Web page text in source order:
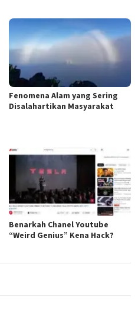
Fenomena Alam yang Sering
Disalahartikan Masyarakat
Benarkah Chanel Youtube
“Weird Genius” Kena Hack?